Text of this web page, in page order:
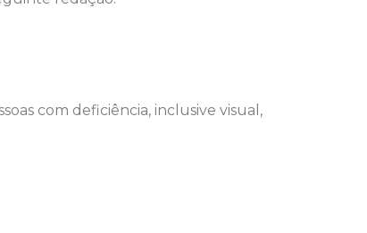
com deficiência, inclusive visual,